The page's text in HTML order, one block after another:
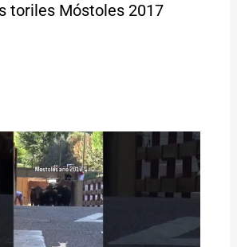
toriles Móstoles 2017